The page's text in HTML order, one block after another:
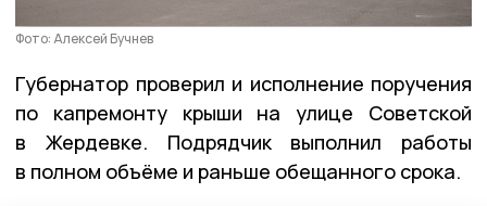
Фото: Алексей Бучнев
Губернатор проверил и исполнение поручения
по капремонту крыши на улице Советской
в Жердевке. Подрядчик выполнил работы
в полном объёме и раньше обещанного срока.